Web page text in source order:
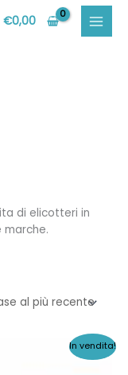
€0,00
di elicotteri in
In vendita!